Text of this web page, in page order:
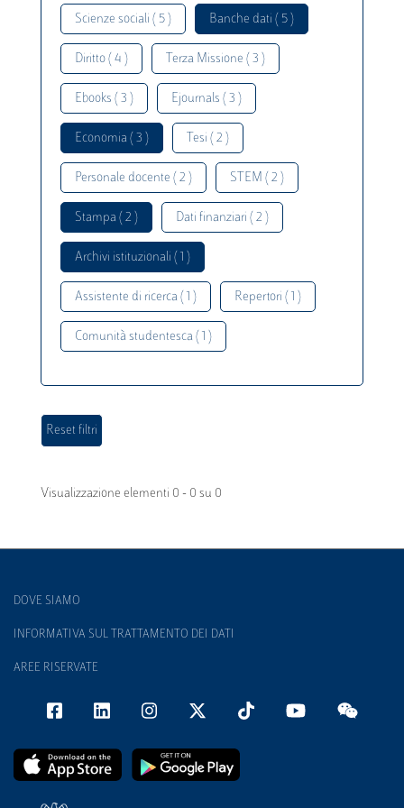
Scienze sociali ( 5 ) Banche dati ( 5 )
Diritto ( 4 ) Terza Missione ( 3 )
Ebooks ( 3 ) Ejournals ( 3 )
Economia ( 3 ) Tesi ( 2 )
Personale docente ( 2 ) STEM ( 2 )
Stampa ( 2 ) Dati finanziari ( 2 )
Archivi istituzionali ( 1 )
Assistente di ricerca ( 1 ) Repertori ( 1 )
Comunità studentesca ( 1 )
Visualizzazione elementi 0 - 0 su 0
DOVE SIAMO
INFORMATIVA SUL TRATTAMENTO DEI DATI
AREE RISERVATE